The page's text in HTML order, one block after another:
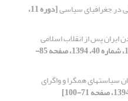
در جغرافیای سیاسی [دوره 11،
ایران پس از انقلاب اسلامی
[دوره 11، شماره 40، 1394، صفحه 85-
سیاستهای همگرا و واگرای